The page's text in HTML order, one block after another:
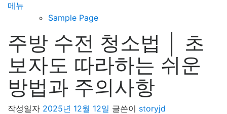
메뉴
Sample Page
주방 수전 청소법 │ 초
보자도 따라하는 쉬운
방법과 주의사항
작성일자 2025년 12월 12일 글쓴이 storyjd